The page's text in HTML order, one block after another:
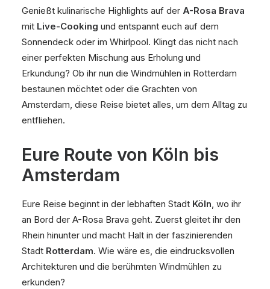
Genießt kulinarische Highlights auf der A-Rosa Brava
mit Live-Cooking und entspannt euch auf dem
Sonnendeck oder im Whirlpool. Klingt das nicht nach
einer perfekten Mischung aus Erholung und
Erkundung? Ob ihr nun die Windmühlen in Rotterdam
bestaunen möchtet oder die Grachten von
Amsterdam, diese Reise bietet alles, um dem Alltag zu
entfliehen.
Eure Route von Köln bis
Amsterdam
Eure Reise beginnt in der lebhaften Stadt Köln, wo ihr
an Bord der A-Rosa Brava geht. Zuerst gleitet ihr den
Rhein hinunter und macht Halt in der faszinierenden
Stadt Rotterdam. Wie wäre es, die eindrucksvollen
Architekturen und die berühmten Windmühlen zu
erkunden?